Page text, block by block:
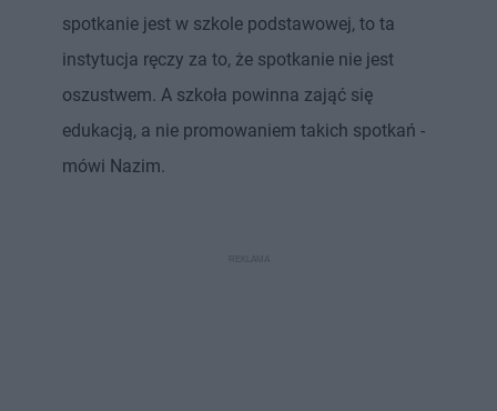
spotkanie jest w szkole podstawowej, to ta
instytucja ręczy za to, że spotkanie nie jest
oszustwem. A szkoła powinna zająć się
edukacją, a nie promowaniem takich spotkań -
mówi Nazim.